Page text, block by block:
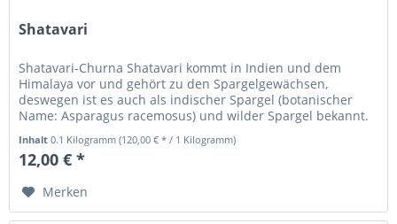
Shatavari
Shatavari-Churna Shatavari kommt in Indien und dem
Himalaya vor und gehört zu den Spargelgewächsen,
deswegen ist es auch als indischer Spargel (botanischer
Name: Asparagus racemosus) und wilder Spargel bekannt.
Inhalt0.1 Kilogramm(120,00 € * / 1 Kilogramm)
12,00 € *
Merken